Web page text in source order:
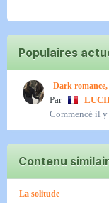
Populaires
Dark
Par
Commencé il y
Contenu
La solitude